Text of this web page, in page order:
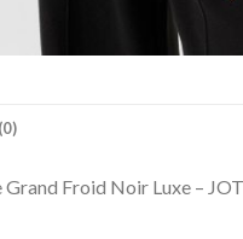
Grand Froid Noir Luxe –